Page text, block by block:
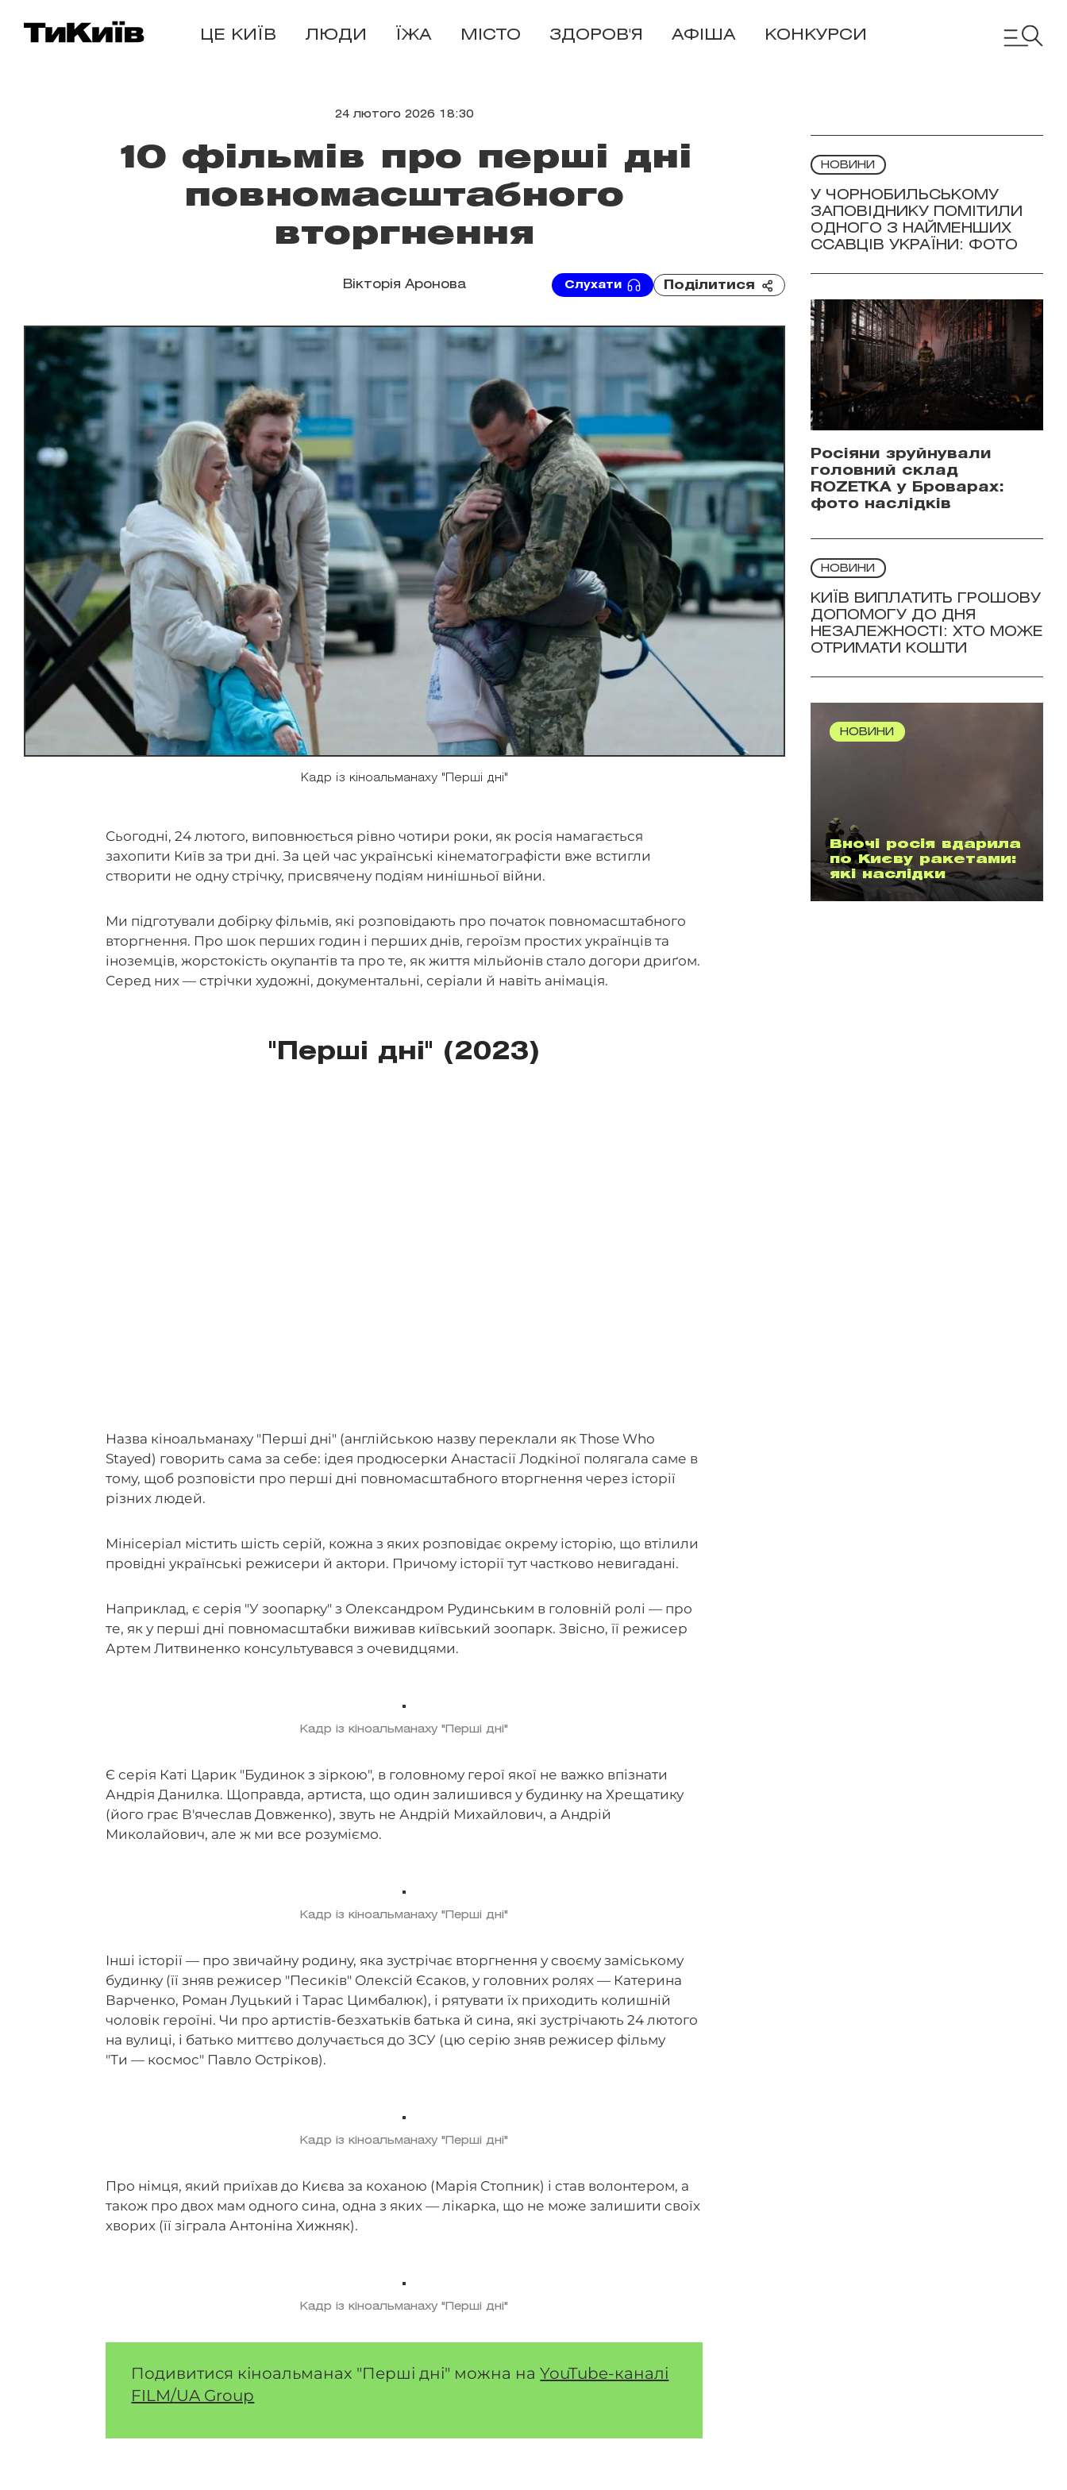
ЦЕ КИЇВ ЛЮДИ ЇЖА МІСТО ЗДОРОВ'Я АФІША КОНКУРСИ
24 лютого 2026 18:30
10 фільмів про перші дні
повномасштабного
вторгнення
Вікторія Аронова Слухати Поділитися
Кадр із кіноальманаху "Перші дні"
Сьогодні, 24 лютого, виповнюється рівно чотири роки, як росія намагається
захопити Київ за три дні. За цей час українські кінематографісти вже встигли
створити не одну стрічку, присвячену подіям нинішньої війни.
Ми підготували добірку фільмів, які розповідають про початок повномасштабного
вторгнення. Про шок перших годин і перших днів, героїзм простих українців та
іноземців, жорстокість окупантів та про те, як життя мільйонів стало догори дриґом.
Серед них — стрічки художні, документальні, серіали й навіть анімація.
"Перші дні" (2023)
Назва кіноальманаху "Перші дні" (англійською назву переклали як Those Who
Stayed) говорить сама за себе: ідея продюсерки Анастасії Лодкіної полягала саме в
тому, щоб розповісти про перші дні повномасштабного вторгнення через історії
різних людей.
Мінісеріал містить шість серій, кожна з яких розповідає окрему історію, що втілили
провідні українські режисери й актори. Причому історії тут частково невигадані.
Наприклад, є серія "У зоопарку" з Олександром Рудинським в головній ролі — про
те, як у перші дні повномасштабки виживав київський зоопарк. Звісно, її режисер
Артем Литвиненко консультувався з очевидцями.
Кадр із кіноальманаху "Перші дні"
Є серія Каті Царик "Будинок з зіркою", в головному герої якої не важко впізнати
Андрія Данилка. Щоправда, артиста, що один залишився у будинку на Хрещатику
(його грає В'ячеслав Довженко), звуть не Андрій Михайлович, а Андрій
Миколайович, але ж ми все розуміємо.
Кадр із кіноальманаху "Перші дні"
Інші історії — про звичайну родину, яка зустрічає вторгнення у своєму заміському
будинку (її зняв режисер "Песиків" Олексій Єсаков, у головних ролях — Катерина
Варченко, Роман Луцький і Тарас Цимбалюк), і рятувати їх приходить колишній
чоловік героїні. Чи про артистів-безхатьків батька й сина, які зустрічають 24 лютого
на вулиці, і батько миттєво долучається до ЗСУ (цю серію зняв режисер фільму
"Ти — космос" Павло Остріков).
Кадр із кіноальманаху "Перші дні"
Про німця, який приїхав до Києва за коханою (Марія Стопник) і став волонтером, а
також про двох мам одного сина, одна з яких — лікарка, що не може залишити своїх
хворих (її зіграла Антоніна Хижняк).
Кадр із кіноальманаху "Перші дні"
Подивитися кіноальманах "Перші дні" можна наYouTube-каналі
FILM/UA Group
НОВИНИ
У ЧОРНОБИЛЬСЬКОМУ
ЗАПОВІДНИКУ ПОМІТИЛИ
ОДНОГО З НАЙМЕНШИХ
ССАВЦІВ УКРАЇНИ: ФОТО
Росіяни зруйнували
головний склад
ROZETKA у Броварах:
фото наслідків
НОВИНИ
КИЇВ ВИПЛАТИТЬ ГРОШОВУ
ДОПОМОГУ ДО ДНЯ
НЕЗАЛЕЖНОСТІ: ХТО МОЖЕ
ОТРИМАТИ КОШТИ
НОВИНИ
Вночі росія вдарила
по Києву ракетами:
які наслідки